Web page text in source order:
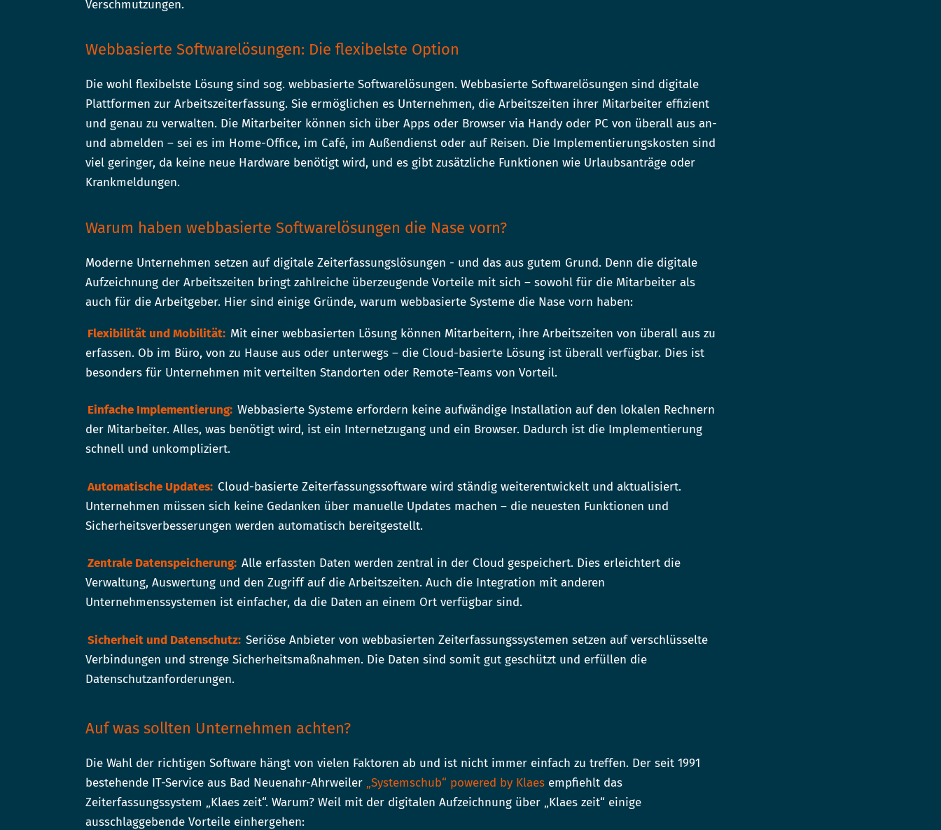
Verschmutzungen.
Webbasierte Softwarelösungen: Die flexibelste Option
Die wohl flexibelste Lösung sind sog. webbasierte Softwarelösungen. Webbasierte Softwarelösungen sind digitale
Plattformen zur Arbeitszeiterfassung. Sie ermöglichen es Unternehmen, die Arbeitszeiten ihrer Mitarbeiter effizient
und genau zu verwalten. Die Mitarbeiter können sich über Apps oder Browser via Handy oder PC von überall aus an-
und abmelden – sei es im Home-Office, im Café, im Außendienst oder auf Reisen. Die Implementierungskosten sind
viel geringer, da keine neue Hardware benötigt wird, und es gibt zusätzliche Funktionen wie Urlaubsanträge oder
Krankmeldungen.
Warum haben webbasierte Softwarelösungen die Nase vorn?
Moderne Unternehmen setzen auf digitale Zeiterfassungslösungen - und das aus gutem Grund. Denn die digitale
Aufzeichnung der Arbeitszeiten bringt zahlreiche überzeugende Vorteile mit sich – sowohl für die Mitarbeiter als
auch für die Arbeitgeber. Hier sind einige Gründe, warum webbasierte Systeme die Nase vorn haben:
Flexibilität und Mobilität: Mit einer webbasierten Lösung können Mitarbeitern, ihre Arbeitszeiten von überall aus zu
erfassen. Ob im Büro, von zu Hause aus oder unterwegs – die Cloud-basierte Lösung ist überall verfügbar. Dies ist
besonders für Unternehmen mit verteilten Standorten oder Remote-Teams von Vorteil.
Einfache Implementierung: Webbasierte Systeme erfordern keine aufwändige Installation auf den lokalen Rechnern
der Mitarbeiter. Alles, was benötigt wird, ist ein Internetzugang und ein Browser. Dadurch ist die Implementierung
schnell und unkompliziert.
Automatische Updates: Cloud-basierte Zeiterfassungssoftware wird ständig weiterentwickelt und aktualisiert.
Unternehmen müssen sich keine Gedanken über manuelle Updates machen – die neuesten Funktionen und
Sicherheitsverbesserungen werden automatisch bereitgestellt.
Zentrale Datenspeicherung: Alle erfassten Daten werden zentral in der Cloud gespeichert. Dies erleichtert die
Verwaltung, Auswertung und den Zugriff auf die Arbeitszeiten. Auch die Integration mit anderen
Unternehmenssystemen ist einfacher, da die Daten an einem Ort verfügbar sind.
Sicherheit und Datenschutz: Seriöse Anbieter von webbasierten Zeiterfassungssystemen setzen auf verschlüsselte
Verbindungen und strenge Sicherheitsmaßnahmen. Die Daten sind somit gut geschützt und erfüllen die
Datenschutzanforderungen.
Auf was sollten Unternehmen achten?
Die Wahl der richtigen Software hängt von vielen Faktoren ab und ist nicht immer einfach zu treffen. Der seit 1991
bestehende IT-Service aus Bad Neuenahr-Ahrweiler „Systemschub“ powered by Klaes empfiehlt das
Zeiterfassungssystem „Klaes zeit“. Warum? Weil mit der digitalen Aufzeichnung über „Klaes zeit“ einige
ausschlaggebende Vorteile einhergehen: